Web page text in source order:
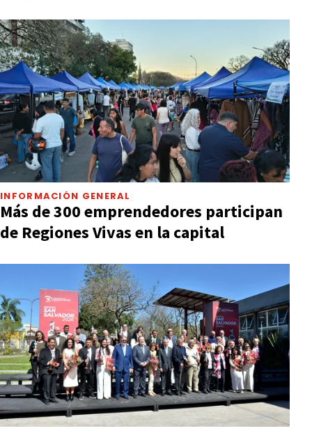
INFORMACIÓN GENERAL
Más de 300 emprendedores participan
de Regiones Vivas en la capital